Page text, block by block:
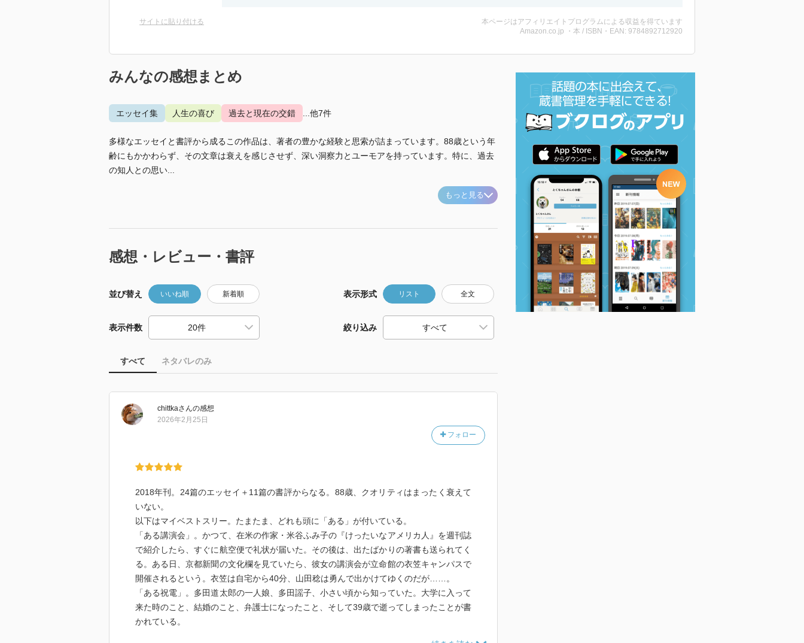
サイトに貼り付ける
本ページはアフィリエイトプログラムによる収益を得ています
Amazon.co.jp ・本 / ISBN・EAN: 9784892712920
みんなの感想まとめ
エッセイ集 人生の喜び 過去と現在の交錯 ...他7件
多様なエッセイと書評から成るこの作品は、著者の豊かな経験と思索が詰まっています。88歳という年
齢にもかかわらず、その文章は衰えを感じさせず、深い洞察力とユーモアを持っています。特に、過去
の知人との思い...
もっと見る
感想・レビュー・書評
並び替え いいね順 新着順 表示形式 リスト 全文
表示件数 絞り込み
すべて ネタバレのみ
chittkaさんの感想
フォロー
2026年2月25日
2018年刊。24篇のエッセイ＋11篇の書評からなる。88歳、クオリティはまったく衰えて
いない。
以下はマイベストスリー。たまたま、どれも頭に「ある」が付いている。
「ある講演会」。かつて、在米の作家・米谷ふみ子の『けったいなアメリカ人』を週刊誌
で紹介したら、すぐに航空便で礼状が届いた。その後は、出たばかりの著書も送られてく
る。ある日、京都新聞の文化欄を見ていたら、彼女の講演会が立命館の衣笠キャンパスで
開催されるという。衣笠は自宅から40分、山田稔は勇んで出かけてゆくのだが……。
「ある祝電」。多田道太郎の一人娘、多田謡子、小さい頃から知っていた。大学に入って
来た時のこと、結婚のこと、弁護士になったこと、そして39歳で逝ってしまったことが書
かれている。